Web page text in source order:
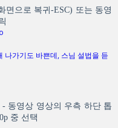
면으로 복귀-ESC) 또는 동영
나가기도 바쁜데, 스님 설법을 듣
동영상 영상의 우측 하단 톱
중 선택